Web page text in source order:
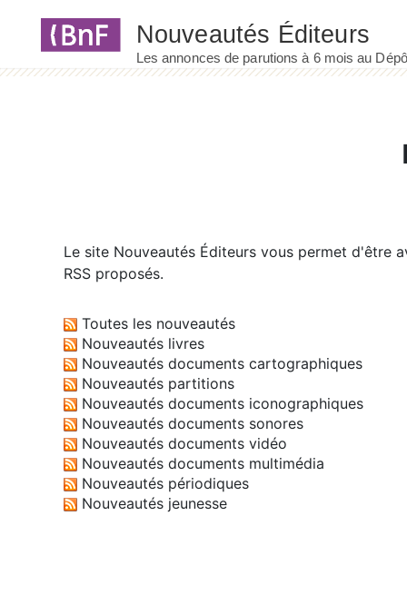
Le site Nouveautés Éditeurs vous permet d'être
RSS proposés.
Toutes les nouveautés
Nouveautés livres
Nouveautés documents cartographiques
Nouveautés partitions
Nouveautés documents iconographiques
Nouveautés documents sonores
Nouveautés documents vidéo
Nouveautés documents multimédia
Nouveautés périodiques
Nouveautés jeunesse